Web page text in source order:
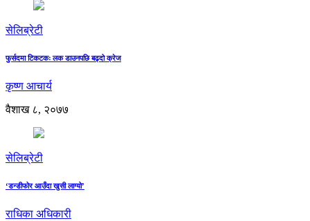
सेलिब्रेटी
फुर्सदमा टिकटकः लक डाउनपछि बढ्दो क्रेज
कृष्ण आचार्य
वैशाख ८, २०७७
सेलिब्रेटी
‘डन्डीफोर आउँदा खुसी लाग्यो’
राधिका अधिकारी